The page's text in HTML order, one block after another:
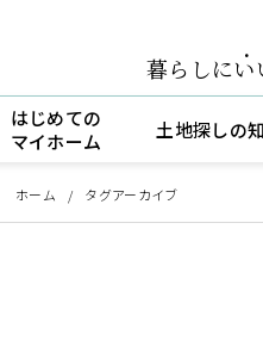
暮らしにい
はじめての
マイホーム
土地探しの
ホーム タグアーカイブ